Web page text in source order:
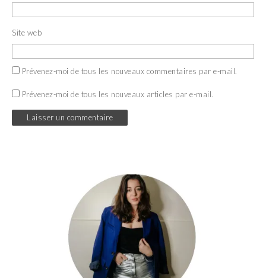
Site web
Prévenez-moi de tous les nouveaux commentaires par e-mail.
Prévenez-moi de tous les nouveaux articles par e-mail.